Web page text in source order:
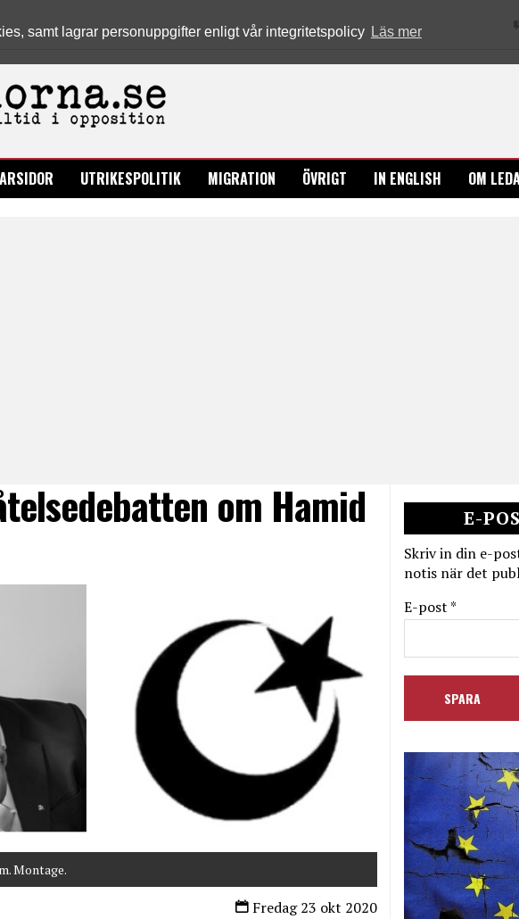
samt lagrar personuppgifter enligt vår integritetspolicy Läs mer
UTRIKESPOLITIK MIGRATION ÖVRIGT IN ENGLISH OM
om Hamid
Montage.
Fredag 23 okt 2020
E-
Skriv in din e-
notis när det
E-post *